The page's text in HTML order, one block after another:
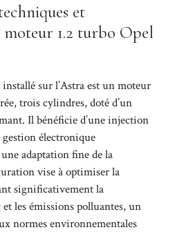
et
1.2 turbo Opel
sur l’Astra est un moteur
trois cylindres, doté d’un
Il bénéficie d’une injection
gestion électronique
adaptation fine de la
vise à optimiser la
significativement la
les émissions polluantes, un
normes environnementales